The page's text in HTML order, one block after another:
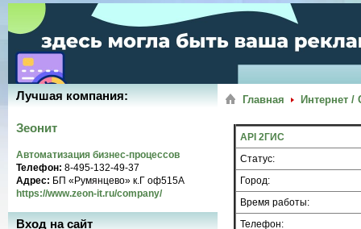
Главная Интернет
API 2ГИС
Статус:
Город:
Время работы:
Телефон:
Лучшая компания:
Зеонит
Автоматизация бизнес-процессов
Телефон: 8-495-132-49-37
Адрес: БП «Румянцево» к.Г оф515A
https://www.zeon-it.ru/company/
Вход на сайт